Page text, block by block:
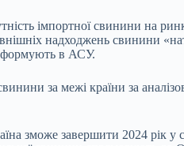
імпортної свинини на
надходжень свинини
в АСУ.
за межі країни за
зможе завершити 2024 рік у